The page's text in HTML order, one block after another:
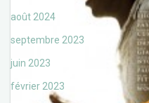
août 2024
septembre 2023
juin 2023
février 2023